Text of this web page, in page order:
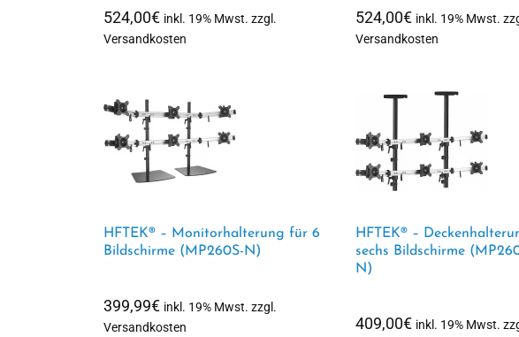
524,00€ inkl. 19% Mwst. zzgl.
Versandkosten
524,00€ inkl. 19% Mwst.
Versandkosten
HFTEK® – Monitorhalterung für 6
Bildschirme (MP260S-N)
399,99€ inkl. 19% Mwst. zzgl.
Versandkosten
HFTEK® –
sechs Bildschirme
N)
409,00€ inkl. 19% Mwst.